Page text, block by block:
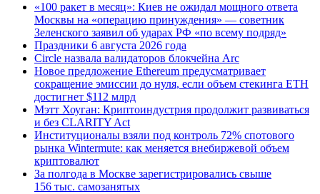
«100 ракет в месяц»: Киев не ожидал мощного ответа
Москвы на «операцию принуждения» — советник
Зеленского заявил об ударах РФ «по всему подряд»
Праздники 6 августа 2026 года
Circle назвала валидаторов блокчейна Arc
Новое предложение Ethereum предусматривает
сокращение эмиссии до нуля, если объем стекинга ETH
достигнет $112 млрд
Мэтт Хоуган: Криптоиндустрия продолжит развиваться
и без CLARITY Act
Институционалы взяли под контроль 72% спотового
рынка Wintermute: как меняется внебиржевой объем
криптовалют
За полгода в Москве зарегистрировались свыше
156 тыс. самозанятых